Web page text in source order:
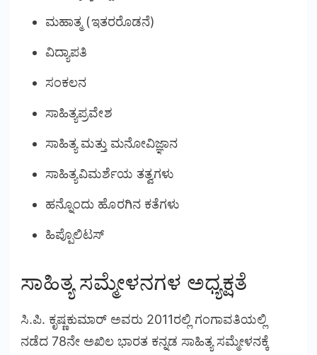
ಮಹಾತ್ಮ (ಇತರರೊಡನೆ)
ವಿದ್ಯಾಪತಿ
ಸಂಕಲನ
ಸಾಹಿತ್ಯಪ್ರವೇಶ
ಸಾಹಿತ್ಯ ಮತ್ತು ಮನೋವಿಜ್ಞಾನ
ಸಾಹಿತ್ಯವಿಮರ್ಶೆಯ ತತ್ವಗಳು
ಹನ್ನೊಂದು ಹೊರಗಿನ ಕತೆಗಳು
ಹಿಪ್ಪೊಲಿಟಸ್
ಸಾಹಿತ್ಯ ಸಮ್ಮೇಳನಗಳ ಅಧ್ಯಕ್ಷತೆ
ಸಿ.ಪಿ. ಕೃಷ್ಣಕುಮಾರ್ ಅವರು 2011ರಲ್ಲಿ ಗಂಗಾವತಿಯಲ್ಲಿ
ನಡೆದ 78ನೇ ಅಖಿಲ ಭಾರತ ಕನ್ನಡ ಸಾಹಿತ್ಯ ಸಮ್ಮೇಳನಕ್ಕೆ